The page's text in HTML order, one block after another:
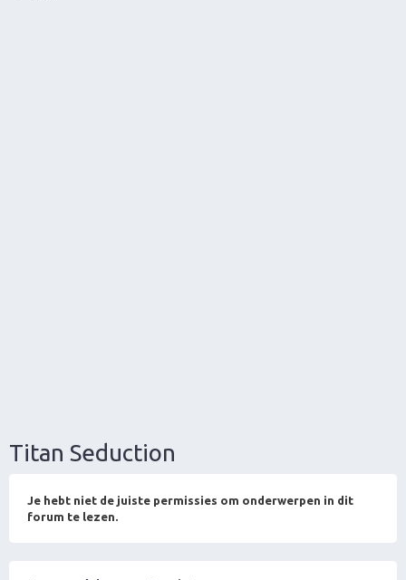
Titan Seduction
Je hebt niet de juiste permissies om onderwerpen in dit
forum te lezen.